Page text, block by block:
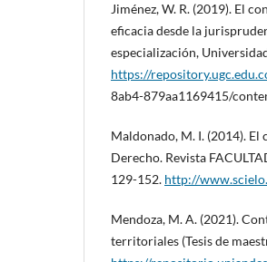
Jiménez, W. R. (2019). El
eficacia desde la
especialización,
https://
8ab4-879aa1169415/
Maldonado, M. I. (2014).
Derecho. Revista
129-152. http://
Mendoza, M. A. (2021).
territoriales (Tesis de